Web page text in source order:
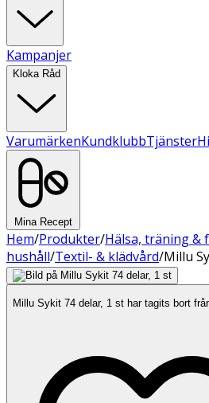
Kampanjer
Kloka Råd
VarumärkenKundklubbTjänster
Mina Recept
Hem/Produkter/Hälsa, träning &
hushåll/Textil- & klädvård/Millu
Millu Sykit 74 delar, 1 st har tagits bort